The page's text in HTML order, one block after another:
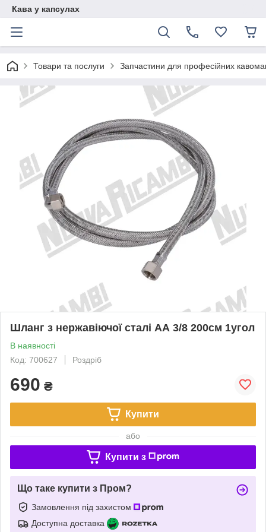
Кава у капсулах
Товари та послуги Запчастини для професійних
Шланг з нержавіючої сталі АА 3/8 200см 1угол
В наявності
Код: 700627
Роздріб
690 ₴
Купити
або
Купити з
Що таке купити з Пром?
Замовлення під захистом
Доступна доставка